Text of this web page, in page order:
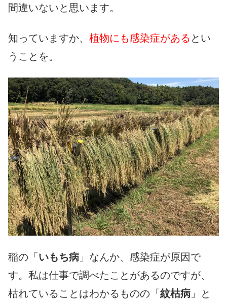
間違いないと思います。
知っていますか、 植物にも感染症がある とい
うことを。
稲の「 いもち病 」なんか、感染症が原因で
す。私は仕事で調べたことがあるのですが、
枯れていることはわかるものの「 紋枯病 」と